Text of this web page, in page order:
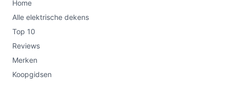
Home
Alle elektrische dekens
Top 10
Reviews
Merken
Koopgidsen